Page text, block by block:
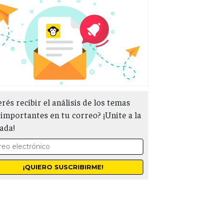
recibir el análisis de los temas
en tu correo? ¡Unite a la